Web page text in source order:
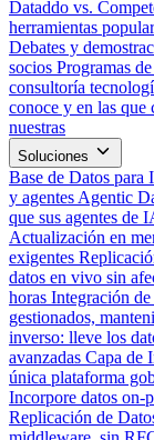
Dataddo vs.
herramientas
Debates y
socios Programas
consultoría
conoce y en las que
nuestras
Soluciones
Base de Datos para
y agentes Agentic
que sus agentes de
Actualización en
exigentes
datos en vivo sin
horas Integración de
gestionados,
inverso: lleve los
avanzadas Capa de
única plataforma
Incorpore datos on-
Replicación de